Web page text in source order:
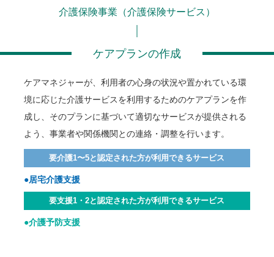
介護保険事業（介護保険サービス）
ケアプランの作成
ケアマネジャーが、利用者の心身の状況や置かれている環
境に応じた介護サービスを利用するためのケアプランを作
成し、そのプランに基づいて適切なサービスが提供される
よう、事業者や関係機関との連絡・調整を行います。
要介護1〜5と認定された方が利用できるサービス
●居宅介護支援
要支援1・2と認定された方が利用できるサービス
●介護予防支援